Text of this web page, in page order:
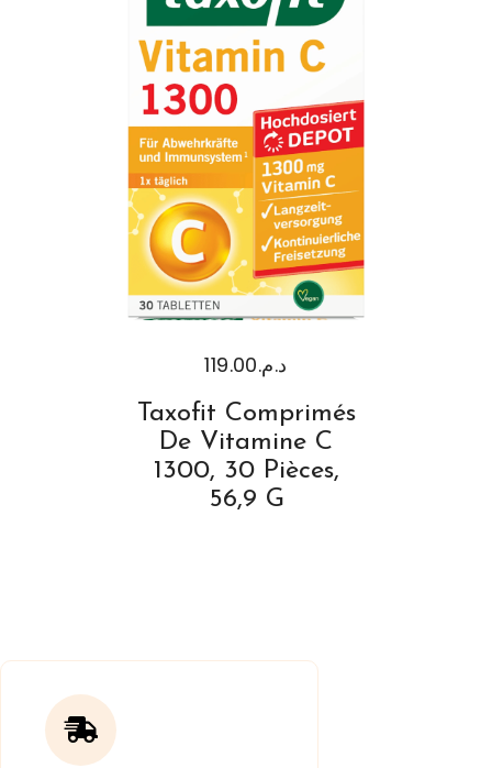
د.م.119.00
Taxofit Comprimés
De Vitamine C
1300, 30 Pièces,
56,9 G